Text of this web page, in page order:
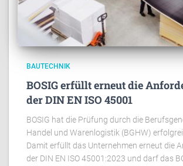
BAUTECHNIK
BOSIG erfüllt erneut die
der DIN EN ISO 45001
BOSIG hat die Prüfung durch die
Handel und Warenlogistik (BGHW)
Damit erfüllt das Unternehmen erneut die
der DIN EN ISO 45001:2023 und darf das